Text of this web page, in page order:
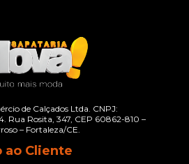
de Calçados Ltda. CNPJ:
Rua Rosita, 347, CEP 60862-810 –
– Fortaleza/CE.
Cliente